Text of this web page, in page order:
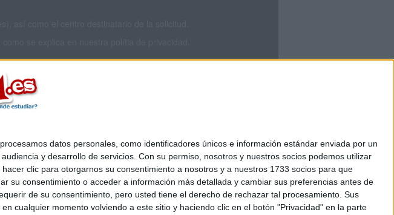
datos personales, como identificadores únicos e información estándar enviada por un
y desarrollo de servicios. Con su permiso, nosotros y nuestros socios podemos utilizar
clic para otorgarnos su consentimiento a nosotros y a nuestros 1733 socios para que
su consentimiento o acceder a información más detallada y cambiar sus preferencias antes de
de su consentimiento, pero usted tiene el derecho de rechazar tal procesamiento. Sus
cualquier momento volviendo a este sitio y haciendo clic en el botón "Privacidad" en la parte
|Anúnciate
generales|Política de cookies
- 28006 Madrid [ESPAÑA] - Tel. +34 91 593 2767